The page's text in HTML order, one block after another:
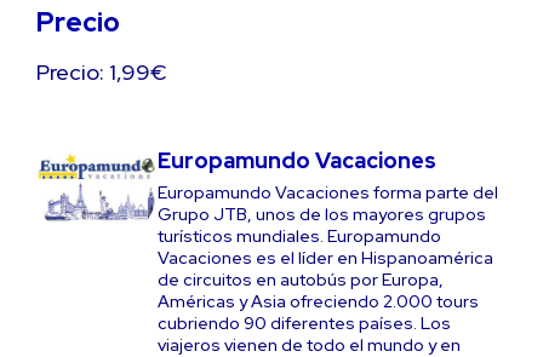
Precio
Precio: 1,99€
Europamundo Vacaciones
Europamundo Vacaciones forma parte del
Grupo JTB, unos de los mayores grupos
turísticos mundiales. Europamundo
Vacaciones es el líder en Hispanoamérica
de circuitos en autobús por Europa,
Américas y Asia ofreciendo 2.000 tours
cubriendo 90 diferentes países. Los
viajeros vienen de todo el mundo y en